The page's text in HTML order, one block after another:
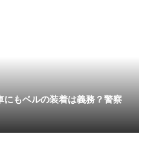
にもベルの装着は義務？警察